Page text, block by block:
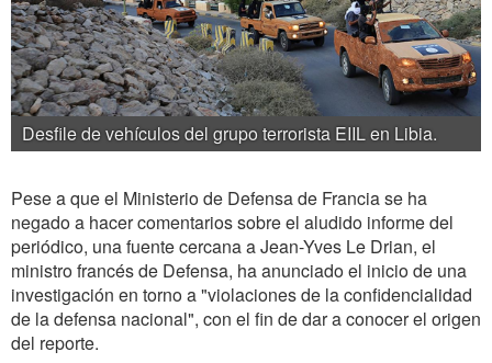
Desfile de vehículos del grupo terrorista EIIL en Libia.
Pese a que el Ministerio de Defensa de Francia se ha
negado a hacer comentarios sobre el aludido informe del
periódico, una fuente cercana a Jean-Yves Le Drian, el
ministro francés de Defensa, ha anunciado el inicio de una
investigación en torno a "violaciones de la confidencialidad
de la defensa nacional", con el fin de dar a conocer el origen
del reporte.